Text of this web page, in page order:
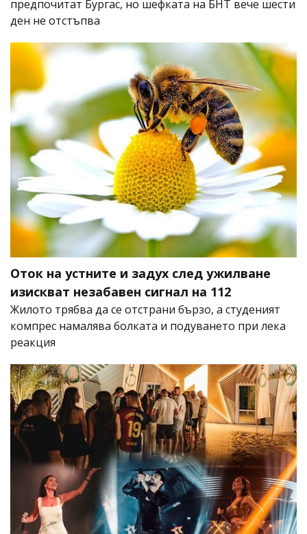
предпочитат Бургас, но шефката на БНТ вече шести
ден не отстъпва
Оток на устните и задух след ужилване
изискват незабавен сигнал на 112
Жилото трябва да се отстрани бързо, а студеният
компрес намалява болката и подуването при лека
реакция